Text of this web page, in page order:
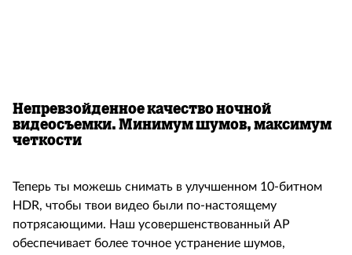
Непревзойденное качество ночной
видеосъемки. Минимум шумов, максимум
четкости
Теперь ты можешь снимать в улучшенном 10-битном
HDR, чтобы твои видео были по-настоящему
потрясающими. Наш усовершенствованный AP
обеспечивает более точное устранение шумов,